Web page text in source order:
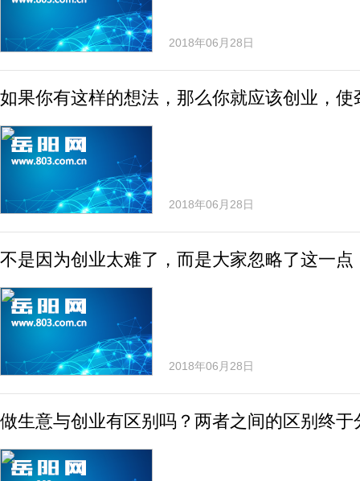
2018年06月28日
如果你有这样的想法，那么你就应该创业，使
2018年06月28日
不是因为创业太难了，而是大家忽略了这一点
2018年06月28日
做生意与创业有区别吗？两者之间的区别终于